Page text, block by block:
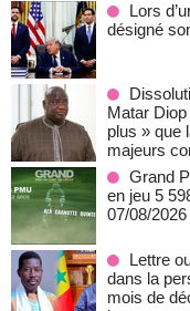
Lors
désigné
Matar
plus » que
majeurs
Grand
en jeu 5
07/08/2026
Lettre
dans la
mois de